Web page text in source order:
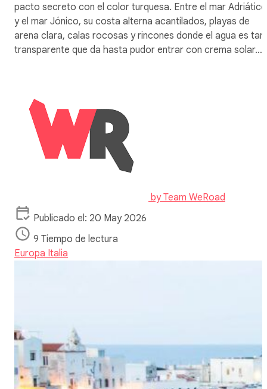
pacto secreto con el color turquesa. Entre el mar Adriático
y el mar Jónico, su costa alterna acantilados, playas de
arena clara, calas rocosas y rincones donde el agua es tan
transparente que da hasta pudor entrar con crema solar…
byTeam WeRoad
Publicado el: 20 May 2026
9 Tiempo de lectura
Europa Italia